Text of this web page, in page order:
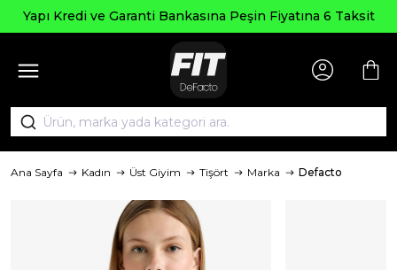
Yapı Kredi ve Garanti Bankasına Peşin Fiyatına 6 Taksit
Ana Sayfa Kadın Üst Giyim Tişört Marka Defacto